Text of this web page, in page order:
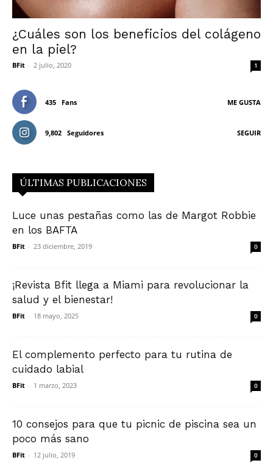
¿Cuáles son los beneficios del colágeno
en la piel?
BFit - 2 julio, 2020 1
435 Fans ME GUSTA
9,802 Seguidores SEGUIR
ÚLTIMAS PUBLICACIONES
Luce unas pestañas como las de Margot Robbie
en los BAFTA
BFit - 23 diciembre, 2019 0
¡Revista Bfit llega a Miami para revolucionar la
salud y el bienestar!
BFit - 18 mayo, 2025 0
El complemento perfecto para tu rutina de
cuidado labial
BFit - 1 marzo, 2023 0
10 consejos para que tu picnic de piscina sea un
poco más sano
BFit - 12 julio, 2019 0